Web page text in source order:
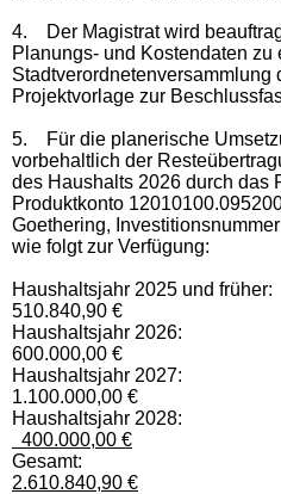
4.
Der Magistrat wird
Planungs- und Kostendaten zu
Stadtverordnetenversammlung
Projektvorlage zur
5.
Für die planerische
vorbehaltlich der
des Haushalts 2026 durch das
Produktkonto
Goethering,
wie folgt zur Verfügung:
Haushaltsjahr
510.840,90 €
600.000,00 €
1.100.000,00 €
400.000,00 €
2.610.840,90 €